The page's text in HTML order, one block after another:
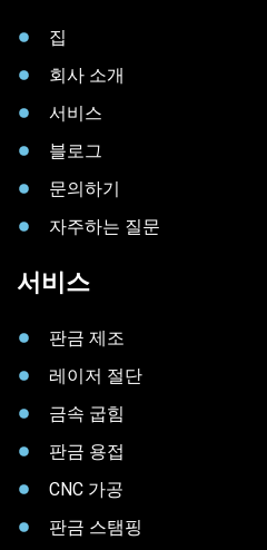
집
회사 소개
서비스
블로그
문의하기
자주하는 질문
서비스
판금 제조
레이저 절단
금속 굽힘
판금 용접
CNC 가공
판금 스탬핑